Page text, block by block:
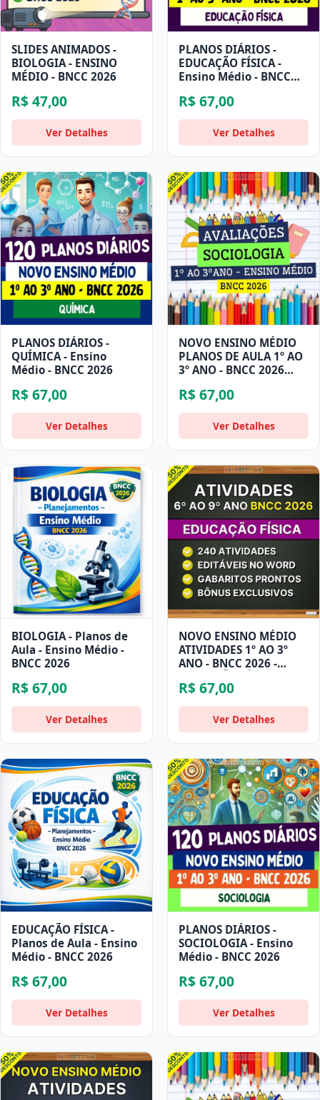
SLIDES ANIMADOS -
BIOLOGIA - ENSINO
MÉDIO - BNCC 2026
R$ 47,00
Ver Detalhes
PLANOS DIÁRIOS -
EDUCAÇÃO FÍSICA -
Ensino Médio - BNCC
R$ 67,00
Ver Detalhes
PLANOS DIÁRIOS -
QUÍMICA - Ensino
Médio - BNCC 2026
R$ 67,00
Ver Detalhes
NOVO ENSINO MÉDIO
PLANOS DE AULA 1º AO
3º ANO - BNCC 2026
R$ 67,00
Ver Detalhes
BIOLOGIA - Planos de
Aula - Ensino Médio -
BNCC 2026
R$ 67,00
Ver Detalhes
NOVO ENSINO MÉDIO
ATIVIDADES 1º AO 3º
ANO - BNCC 2026 -
R$ 67,00
Ver Detalhes
EDUCAÇÃO FÍSICA -
Planos de Aula - Ensino
Médio - BNCC 2026
R$ 67,00
Ver Detalhes
PLANOS DIÁRIOS -
SOCIOLOGIA - Ensino
Médio - BNCC 2026
R$ 67,00
Ver Detalhes